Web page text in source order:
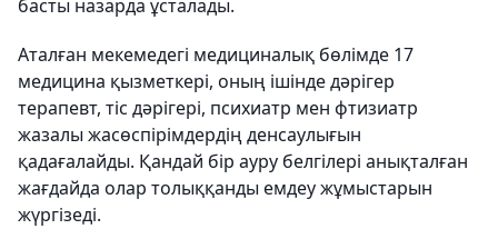
басты назарда ұсталады.
Аталған мекемедегі медициналық бөлімде 17
медицина қызметкері, оның ішінде дәрігер
терапевт, тіс дәрігері, психиатр мен фтизиатр
жазалы жасөспірімдердің денсаулығын
қадағалайды. Қандай бір ауру белгілері анықталған
жағдайда олар толыққанды емдеу жұмыстарын
жүргізеді.